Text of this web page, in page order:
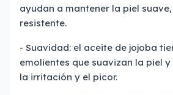
ayudan a mantener la piel
resistente.
- Suavidad: el aceite de jojoba
emolientes que suavizan la piel
la irritación y el picor.